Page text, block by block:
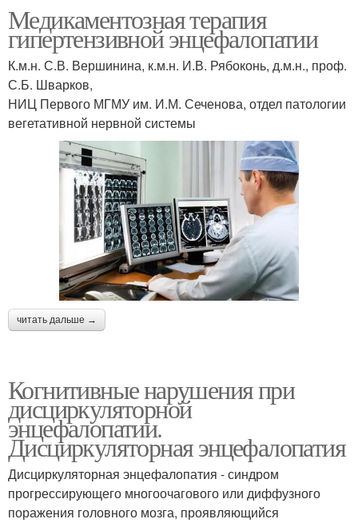
Медикаментозная терапия
гипертензивной энцефалопатии
К.м.н. С.В. Вершинина, к.м.н. И.В. Рябоконь, д.м.н., проф.
С.Б. Шварков,
НИЦ Первого МГМУ им. И.М. Сеченова, отдел патологии
вегетативной нервной системы
читать дальше →
Когнитивные нарушения при
дисциркуляторной
энцефалопатии.
Дисциркуляторная энцефалопатия
Дисциркуляторная энцефалопатия - синдром
прогрессирующего многоочагового или диффузного
поражения головного мозга, проявляющийся